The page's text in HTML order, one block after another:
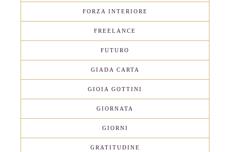
FORZA INTERIORE
FREELANCE
FUTURO
GIADA CARTA
GIOIA GOTTINI
GIORNATA
GIORNI
GRATITUDINE